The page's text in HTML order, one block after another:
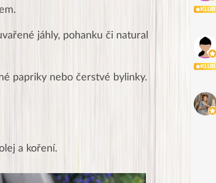
jáhly, pohanku či natural
papriky nebo čerstvé bylinky.
a koření.
KLUB
KLUB